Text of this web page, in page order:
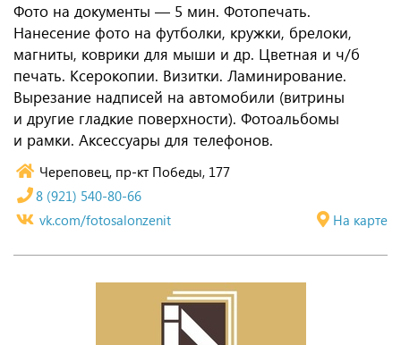
Фото на документы — 5 мин. Фотопечать.
Нанесение фото на футболки, кружки, брелоки,
магниты, коврики для мыши и др. Цветная и ч/б
печать. Ксерокопии. Визитки. Ламинирование.
Вырезание надписей на автомобили (витрины
и другие гладкие поверхности). Фотоальбомы
и рамки. Аксессуары для телефонов.
Череповец, пр-кт Победы, 177
На карте
8 (921) 540-80-66
vk.com/fotosalonzenit